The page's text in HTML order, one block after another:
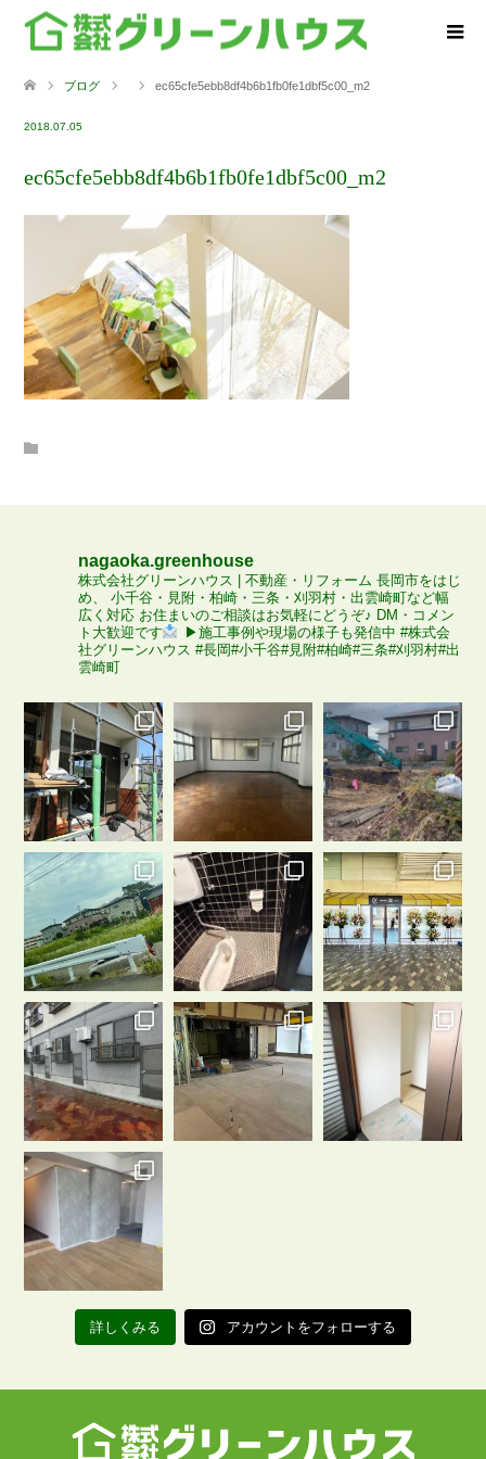
ブログ ec65cfe5ebb8df4b6b1fb0fe1dbf5c00_m2
2018.07.05
ec65cfe5ebb8df4b6b1fb0fe1dbf5c00_m2
nagaoka.greenhouse
株式会社グリーンハウス | 不動産・リフォーム 長岡市をはじ
め、
小千谷・見附・柏崎・三条・刈羽村・出雲崎町など幅
広く対応 お住まいのご相談はお気軽にどうぞ♪ DM・コメン
ト大歓迎です
▶施工事例や現場の様子も発信中 #株式会
社グリーンハウス #長岡#小千谷#見附#柏崎#三条#刈羽村#出
雲崎町
詳しくみる アカウントをフォローする